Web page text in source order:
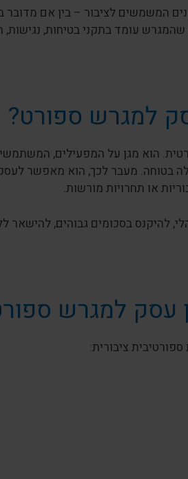
המשמשים לציבור – בין אם מדובר
עומד בתקני בטיחות, נגישות,
למגרש ספורט?
הוא מגן על המפעילים,
בטוחה. מעבר לכך, הוא מאפשר
או תחרויות מורשות.
להיקנס בסכומים גבוהים, להישאר
עסק למגרש
ציבורית: